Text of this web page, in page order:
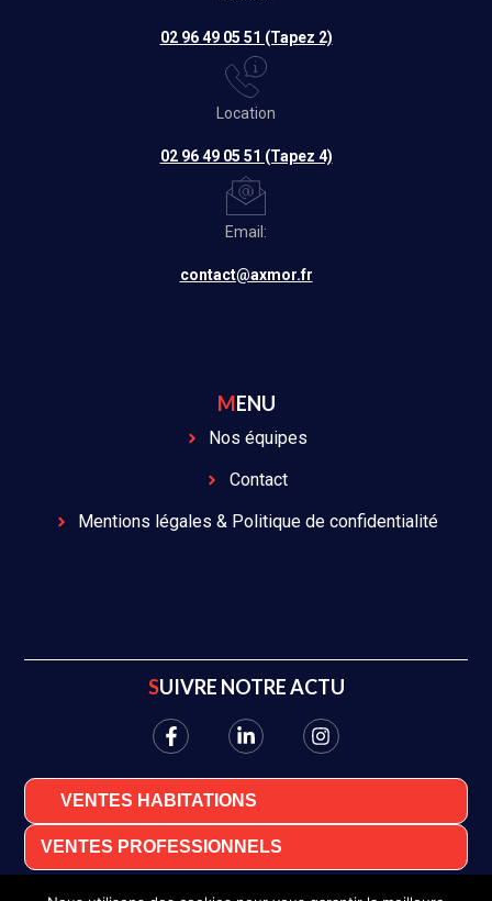
02 96 49 05 51 (Tapez 2)
Location
02 96 49 05 51 (Tapez 4)
Email:
contact@axmor.fr
MENU
Nos équipes
Contact
Mentions légales & Politique de confidentialité
SUIVRE NOTRE ACTU
VENTES HABITATIONS
VENTES PROFESSIONNELS